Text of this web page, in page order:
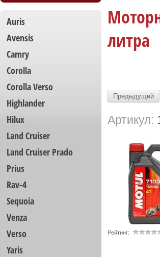
Auris
Avensis
Camry
Corolla
Сorolla Verso
Highlander
Hilux
Land Cruiser
Land Cruiser Prado
Prius
Rav-4
Sequoia
Venza
Verso
Yaris
литра
Предыдущий
Артикул:
Рейтинг: